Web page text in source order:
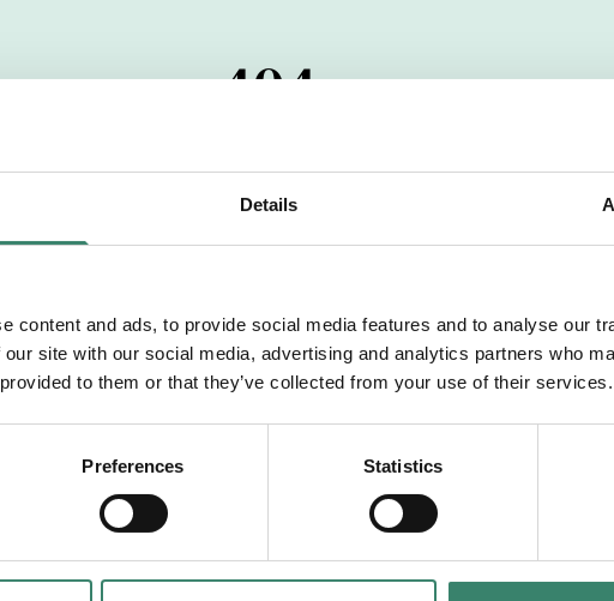
Details
content and ads, to provide social media features and to analyse our
site with our social media, advertising and analytics partners who
to them or that they’ve collected from your use of their services.
Preferences Statistics
404
har passerats. Vi uppskattar verkligen ditt
dig med mer information om våra aktuella uppdrag.
Tillbaka till Sverek